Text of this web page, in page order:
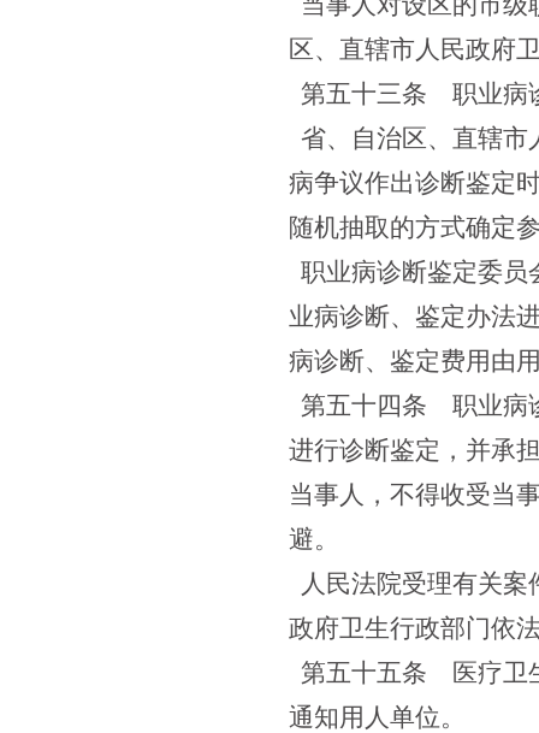
区、直辖市人民政府
第五十三条 职业病
省、自治区、直辖市
病争议作出诊断鉴定
随机抽取的方式确定
职业病诊断鉴定委员
业病诊断、鉴定办法
病诊断、鉴定费用由
第五十四条 职业病
进行诊断鉴定，并承
当事人，不得收受当
避。
人民法院受理有关
政府卫生行政部门依
第五十五条 医疗卫
通知用人单位。